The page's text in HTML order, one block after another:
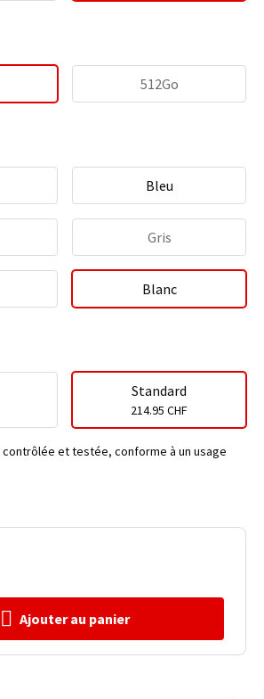
Ajouter au panier
512Go
Bleu
Gris
Blanc
Standard
214.95 CHF
et testée, conforme à un usage